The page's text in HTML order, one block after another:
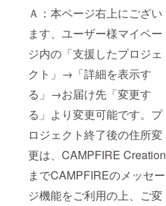
Ａ：本ページ右上にござい
ます、ユーザー様マイペー
ジ内の「支援したプロジェ
クト」→「詳細を表示す
る」→お届け先「変更す
る」より変更可能です。プ
ロジェクト終了後の住所変
更は、CAMPFIRE Creation
までCAMPFIREのメッセー
ジ機能をご利用の上、ご変